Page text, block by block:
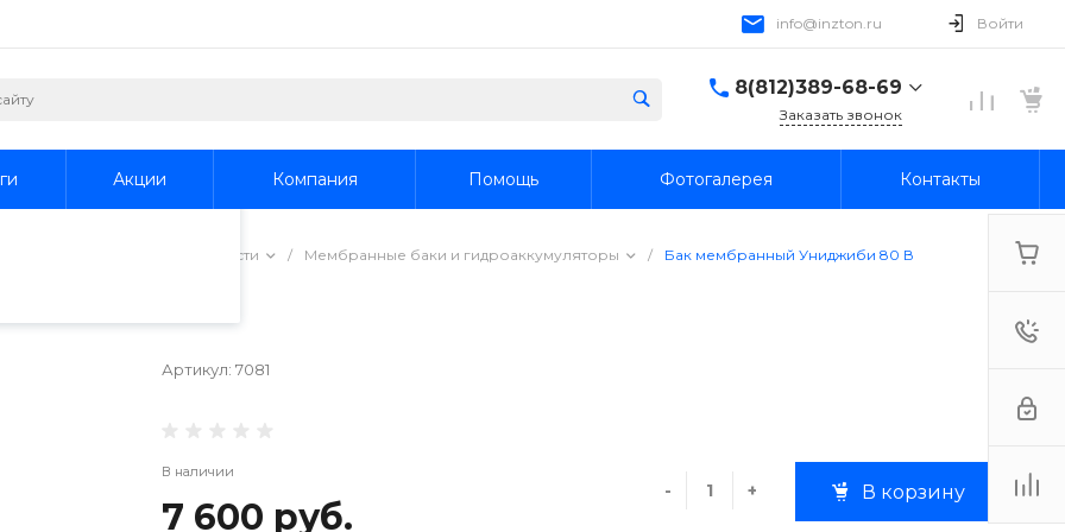
и
Продолжая
использования.
.
info@inzton.ru Войти
8(812)389-68-69
г. Санкт-Петербург,
Вс: Выходной
Заказать звонок
Акции Компания Помощь Фотогалерея Контакты
Баки и емкости / Мембранные баки и гидроаккумуляторы / Бак мембранный Униджиби 80 В
Артикул:7081
В наличии
7 600 руб.
- + В корзину